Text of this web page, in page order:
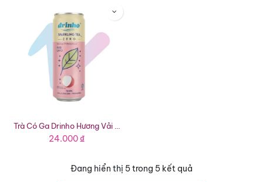
24.000₫
Đang hiển thị 5 trong 5 kết quả